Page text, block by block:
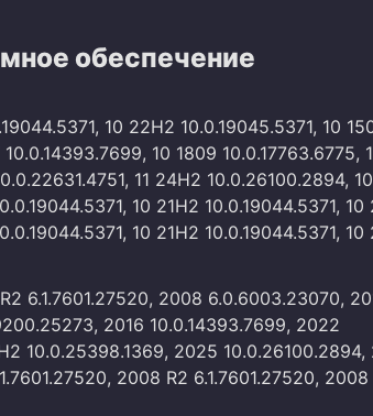
обеспечение
10 22H2 10.0.19045.5371, 10
10 1809 10.0.17763.6775,
11 24H2 10.0.26100.2894,
10 21H2 10.0.19044.5371, 10
10 21H2 10.0.19044.5371, 10
6.1.7601.27520, 2008 6.0.6003.23070,
2016 10.0.14393.7699, 2022
10.0.25398.1369, 2025 10.0.26100.2894,
2008 R2 6.1.7601.27520, 2008